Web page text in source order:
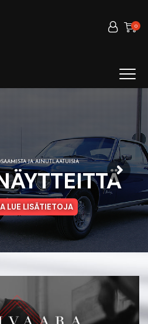
0
JA AINUTLAATUISIA
LUE LISÄTIETOJA